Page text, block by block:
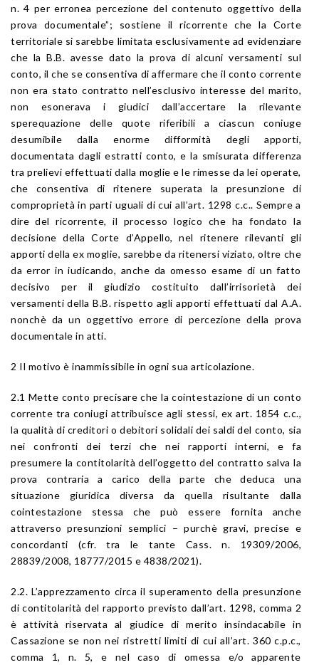
n. 4 per erronea percezione del contenuto oggettivo della
prova documentale”; sostiene il ricorrente che la Corte
territoriale si sarebbe limitata esclusivamente ad evidenziare
che la B.B. avesse dato la prova di alcuni versamenti sul
conto, il che se consentiva di affermare che il conto corrente
non era stato contratto nell’esclusivo interesse del marito,
non esonerava i giudici dall’accertare la rilevante
sperequazione delle quote riferibili a ciascun coniuge
desumibile dalla enorme difformità degli apporti,
documentata dagli estratti conto, e la smisurata differenza
tra prelievi effettuati dalla moglie e le rimesse da lei operate,
che consentiva di ritenere superata la presunzione di
comproprietà in parti uguali di cui all’art. 1298 c.c.. Sempre a
dire del ricorrente, il processo logico che ha fondato la
decisione della Corte d’Appello, nel ritenere rilevanti gli
apporti della ex moglie, sarebbe da ritenersi viziato, oltre che
da error in iudicando, anche da omesso esame di un fatto
decisivo per il giudizio costituito dall’irrisorietà dei
versamenti della B.B. rispetto agli apporti effettuati dal A.A.
nonchè da un oggettivo errore di percezione della prova
documentale in atti.
2 Il motivo è inammissibile in ogni sua articolazione.
2.1 Mette conto precisare che la cointestazione di un conto
corrente tra coniugi attribuisce agli stessi, ex art. 1854 c.c.,
la qualità di creditori o debitori solidali dei saldi del conto, sia
nei confronti dei terzi che nei rapporti interni, e fa
presumere la contitolarità dell’oggetto del contratto salva la
prova contraria a carico della parte che deduca una
situazione giuridica diversa da quella risultante dalla
cointestazione stessa che può essere fornita anche
attraverso presunzioni semplici – purchè gravi, precise e
concordanti (cfr. tra le tante Cass. n. 19309/2006,
28839/2008, 18777/2015 e 4838/2021).
2.2. L’apprezzamento circa il superamento della presunzione
di contitolarità del rapporto previsto dall’art. 1298, comma 2
è attività riservata al giudice di merito insindacabile in
Cassazione se non nei ristretti limiti di cui all’art. 360 c.p.c.,
comma 1, n. 5, e nel caso di omessa e/o apparente